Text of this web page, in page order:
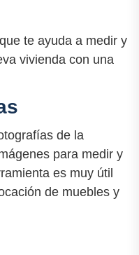
te ayuda a medir y
vivienda con una
de la
para medir y
es muy útil
de muebles y